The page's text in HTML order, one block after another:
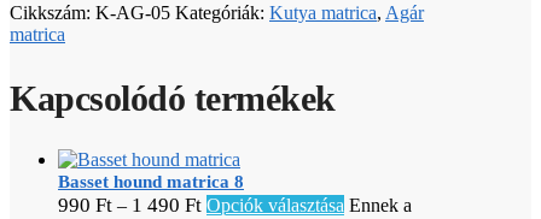
Cikkszám: K-AG-05 Kategóriák: Kutya matrica, Agár
matrica
Kapcsolódó termékek
Basset hound matrica 8
990 Ft – 1 490 Ft Opciók választása Ennek a